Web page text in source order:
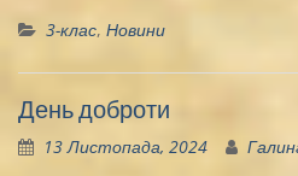
3-клас, Новини
День доброти
13 Листопада, 2024